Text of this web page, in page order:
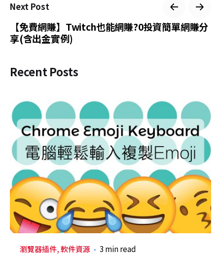
Next Post
【免費網賺】Twitch也能網賺?0投資簡單網賺分
享(含出金實例)
Recent Posts
瀏覽器插件 軟件資源 3 min read